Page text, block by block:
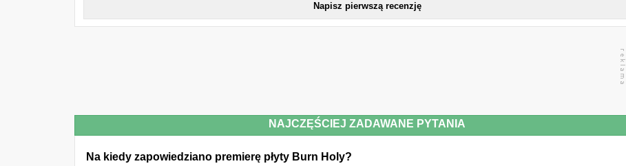
Napisz pierwszą recenzję
NAJCZĘŚCIEJ ZADAWANE PYTANIA
Na kiedy zapowiedziano premierę płyty Burn Holy?
NOWA